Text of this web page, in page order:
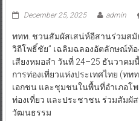
December 25, 2025 admin
ททท. ชวนสัมผัสเสน่ห์อีสานร่วมส
วิถีโพธิ์ชัย” เฉลิมฉลองอัตลักษณ์ท้
เสียงหมอลำ วันที่ 24–25 ธันวาคม
การท่องเที่ยวแห่งประเทศไทย (ท
เอกชน และชุมชนในพื้นที่อำเภอโ
ท่องเที่ยว และประชาชน ร่วมสัมผั
วัฒนธรรม